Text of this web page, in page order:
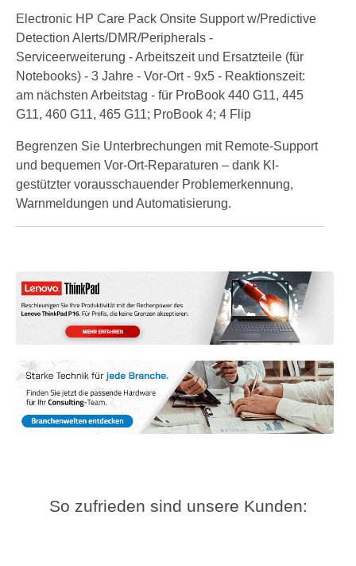
Electronic HP Care Pack Onsite Support w/Predictive
Detection Alerts/DMR/Peripherals -
Serviceerweiterung - Arbeitszeit und Ersatzteile (für
Notebooks) - 3 Jahre - Vor-Ort - 9x5 - Reaktionszeit:
am nächsten Arbeitstag - für ProBook 440 G11, 445
G11, 460 G11, 465 G11; ProBook 4; 4 Flip
Begrenzen Sie Unterbrechungen mit Remote-Support
und bequemen Vor-Ort-Reparaturen – dank KI-
gestützter vorausschauender Problemerkennung,
Warnmeldungen und Automatisierung.
So zufrieden sind unsere Kunden: